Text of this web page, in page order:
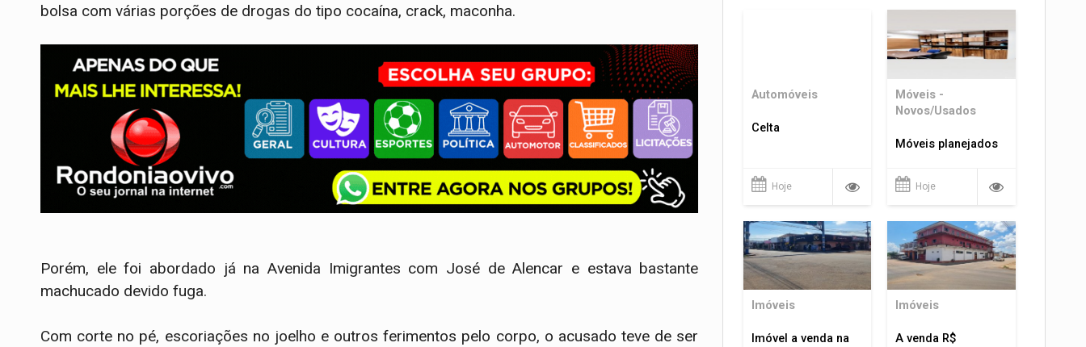
bolsa com várias porções de drogas do tipo cocaína, crack, maconha.
Porém, ele foi abordado já na Avenida Imigrantes com José de Alencar e estava bastante
machucado devido fuga.
Com corte no pé, escoriações no joelho e outros ferimentos pelo corpo, o acusado teve de ser
Automóveis
Celta
Hoje
Móveis -
Novos/Usados
Móveis planejados
Hoje
Imóveis
Imóvel a venda na
Imóveis
A venda R$